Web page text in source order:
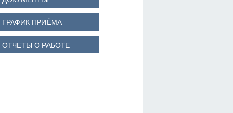
ГРАФИК ПРИЁМА
ОТЧЕТЫ О РАБОТЕ